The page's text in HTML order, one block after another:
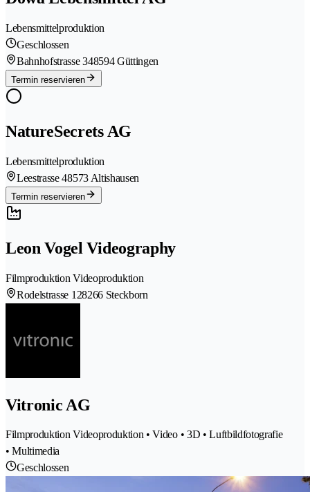
Lebensmittelproduktion
Geschlossen
Bahnhofstrasse 348594 Güttingen
Termin reservieren
NatureSecrets AG
Lebensmittelproduktion
Leestrasse 48573 Altishausen
Termin reservieren
Leon Vogel Videography
Filmproduktion Videoproduktion
Rodelstrasse 128266 Steckborn
Vitronic AG
Filmproduktion Videoproduktion • Video • 3D • Luftbildfotografie
• Multimedia
Geschlossen